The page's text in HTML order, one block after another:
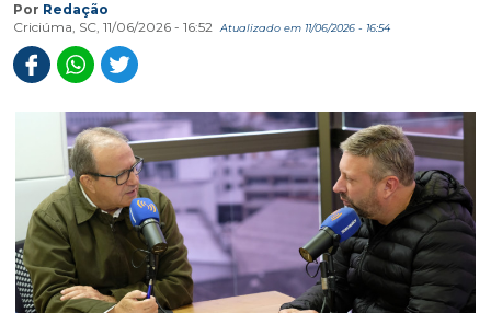
Por Redação
Criciúma, SC, 11/06/2026 - 16:52
Atualizado em 11/06/2026 - 16:54